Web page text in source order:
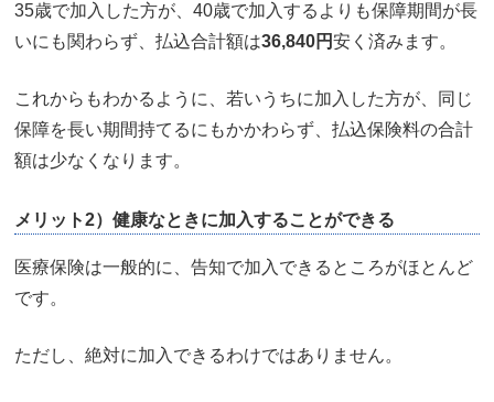
35歳で加入した方が、40歳で加入するよりも保障期間が長
いにも関わらず、払込合計額は36,840円安く済みます。
これからもわかるように、若いうちに加入した方が、同じ
保障を長い期間持てるにもかかわらず、払込保険料の合計
額は少なくなります。
メリット2）健康なときに加入することができる
医療保険は一般的に、告知で加入できるところがほとんど
です。
ただし、絶対に加入できるわけではありません。